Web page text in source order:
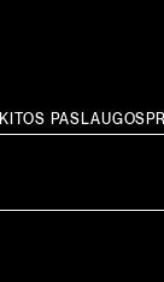
KITOS PASLAUGOS